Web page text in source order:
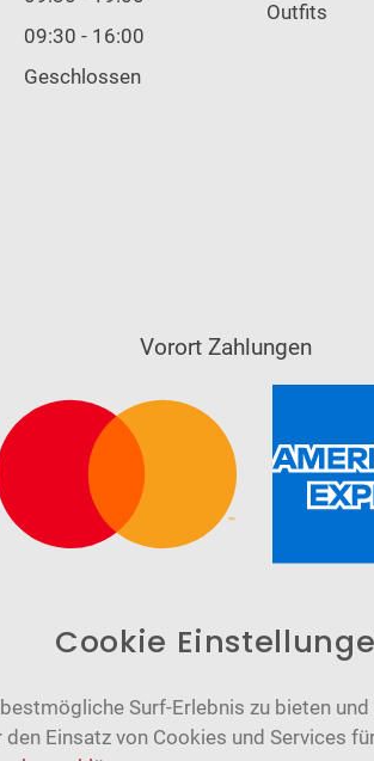
09:30 - 16:00
Geschlossen
Outfits
Vorort Zahlungen
Cookie
Surf-Erlebnis zu bieten
Einsatz von Cookies und Services